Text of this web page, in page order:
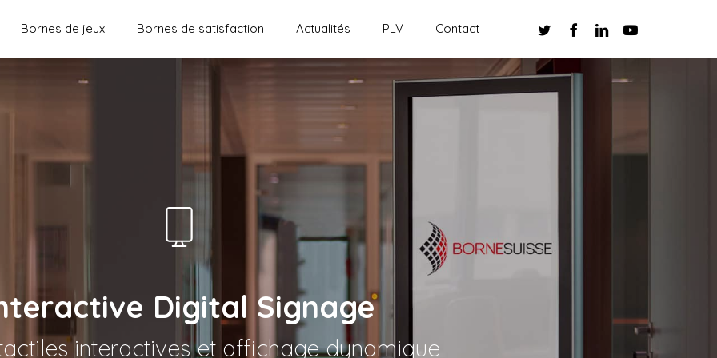
Bornes de jeux Bornes de satisfaction Actualités PLV Contact twitter facebooklinkedinyoutube
Digital Signage
interactives et affichage dynamique